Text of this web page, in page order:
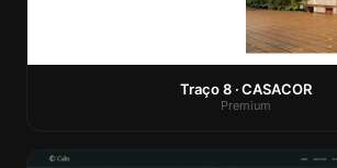
Traço 8 · CASACOR
Premium